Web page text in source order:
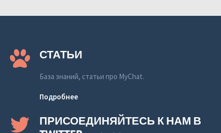
СТАТЬИ
База знаний, статьи про MyChat.
Подробнее
ПРИСОЕДИНЯЙТЕСЬ К НАМ В